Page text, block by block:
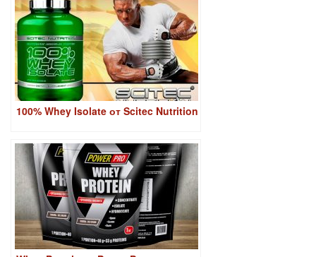
100% Whey Isolate от Scitec Nutrition